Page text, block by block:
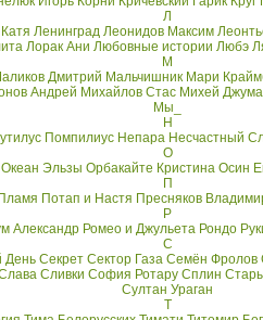
Л
Ленинград Леонидов Максим
Лорак Ани Любовные истории Любэ
М
Дмитрий Мальчишник Мари
Андрей Михайлов Стас Михей
Мы_
Н
Помпилиус Непара Несчастный
О
Океан Эльзы Орбакайте Кристина Осин
П
Пламя Потап и Настя Пресняков
Р
Александр Ромео и Джульета Рондо
С
День Секрет Сектор Газа Семён Фролов
Сливки София Ротару Сплин
Султан Ураган
Т